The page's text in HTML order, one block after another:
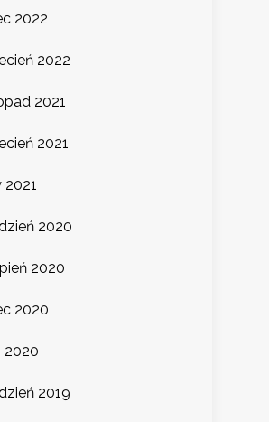
2022
2022
2021
2021
2021
2020
2020
2020
2020
2019